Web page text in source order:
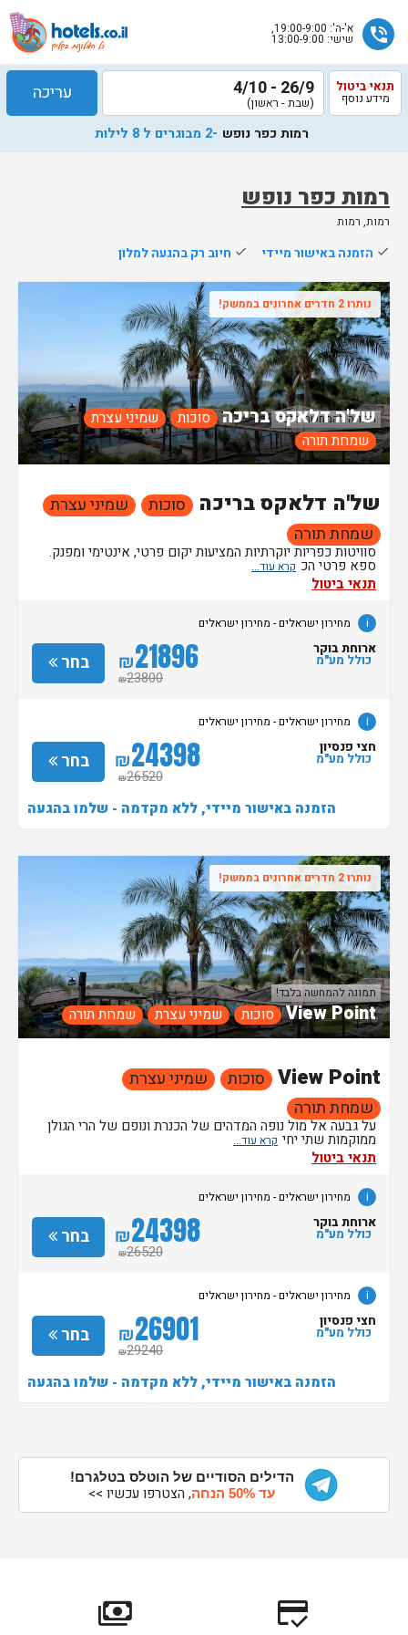
phone_in_talk א'-ה': 19:00-9:00,
שישי: 13:00-9:00
רמות כפר נופש
רמות, רמות
תנאי ביטול
מידע נוסף 26/9 - 4/10
(שבת - ראשון) עריכה
רמות כפר נופש -2 מבוגרים ל 8 לילות
done הזמנה באישור מיידי done חיוב רק בהגעה למלון
נותרו 2 חדרים אחרונים בממשק!
של'ה דלאקס בריכה סוכות
שמיני עצרת
שמחת תורה
תמונה להמחשה בלבד!
של'ה דלאקס בריכה סוכות
שמיני עצרת
שמחת תורה
סוויטות כפריות יוקרתיות המציעות יקום פרטי, אינטימי ומפנק.
ספא פרטי הכ
תנאי ביטול
i מחירון ישראלים - מחירון ישראלים
בחר ₪21896
₪23800
ארוחת בוקר
כולל מע"מ
i מחירון ישראלים - מחירון ישראלים
בחר ₪24398
₪26520
חצי פנסיון
כולל מע"מ
הזמנה באישור מיידי, ללא מקדמה - שלמו בהגעה
נותרו 2 חדרים אחרונים בממשק!
View Point סוכות שמיני עצרת שמחת תורה
תמונה להמחשה בלבד!
View Point סוכות
שמיני עצרת
שמחת תורה
על גבעה אל מול נופה המדהים של הכנרת ונופם של הרי הגולן
ממוקמות שתי יחי
תנאי ביטול
i מחירון ישראלים - מחירון ישראלים
בחר ₪24398
₪26520
ארוחת בוקר
כולל מע"מ
i מחירון ישראלים - מחירון ישראלים
בחר ₪26901
₪29240
חצי פנסיון
כולל מע"מ
הזמנה באישור מיידי, ללא מקדמה - שלמו בהגעה
הדילים הסודיים של הוטלס בטלגרם!
עד 50% הנחה
, הצטרפו עכשיו >>
שלח
הוטלס
יחזור
אליך
בשעות
הפעילות
credit_score
payments